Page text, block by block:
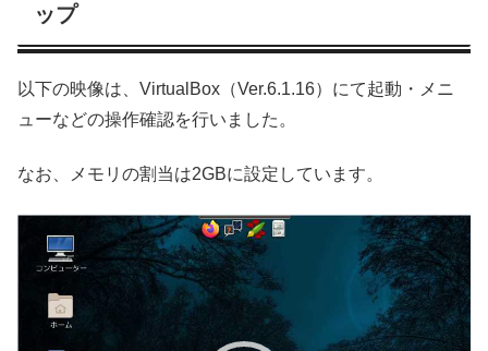
ップ
以下の映像は、VirtualBox（Ver.6.1.16）にて起動・メニ
ューなどの操作確認を行いました。
なお、メモリの割当は2GBに設定しています。